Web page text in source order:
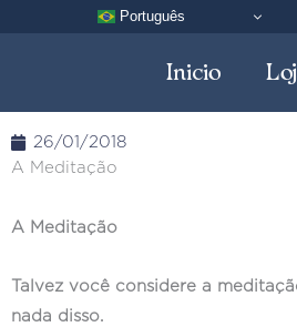
Português
Inicio
26/01/2018
A Meditação
A Meditação
Talvez você considere a
nada disso.